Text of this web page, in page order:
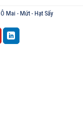
Ô Mai - Mứt - Hạt Sấy